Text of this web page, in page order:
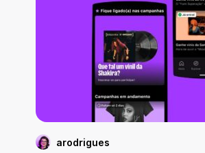
arodrigues